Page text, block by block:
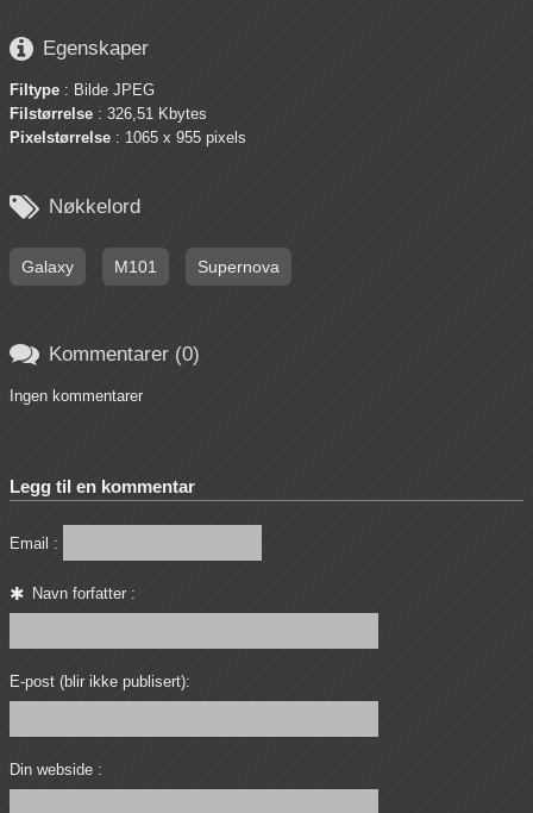
 Egenskaper
Filtype : Bilde JPEG
Filstørrelse : 326,51 Kbytes
Pixelstørrelse : 1065 x 955 pixels
 Nøkkelord
Galaxy M101 Supernova
 Kommentarer (0)
Ingen kommentarer
Legg til en kommentar
Email :
Navn forfatter :
E-post (blir ikke publisert):
Din webside :